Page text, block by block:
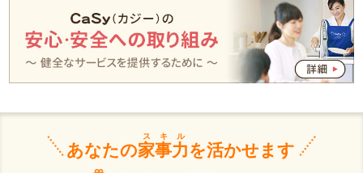
あなたの家事力
スキル
を活かせます